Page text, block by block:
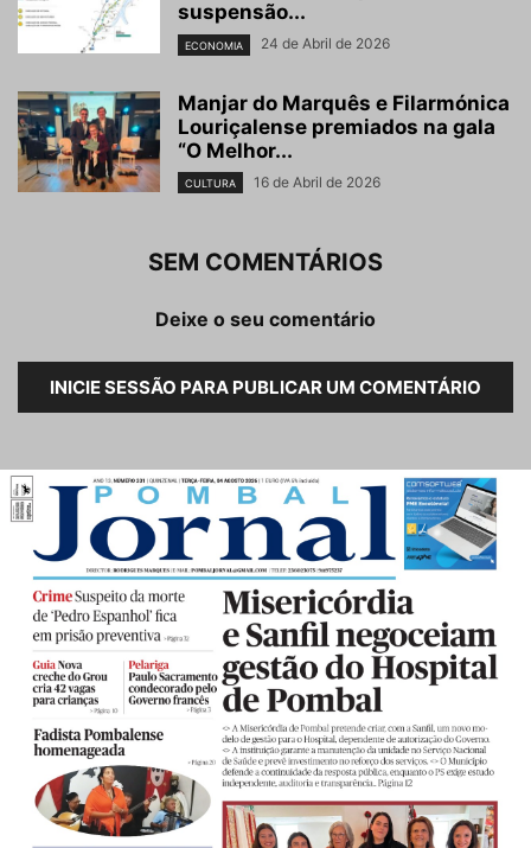
suspensão...
ECONOMIA 24 de Abril de 2026
Manjar do Marquês e Filarmónica
Louriçalense premiados na gala
“O Melhor...
CULTURA 16 de Abril de 2026
SEM COMENTÁRIOS
Deixe o seu comentário
INICIE SESSÃO PARA PUBLICAR UM COMENTÁRIO